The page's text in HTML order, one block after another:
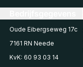
Oude Eibergseweg 17c
7161 RN Neede
KvK: 60 93 03 14